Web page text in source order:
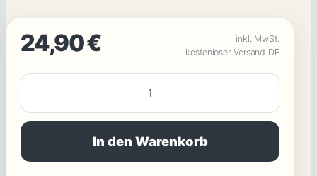
24,90€
inkl. MwSt.
kostenloser Versand DE
MORDFALL
LÖSEN
:
Firmenfeier
In den Warenkorb